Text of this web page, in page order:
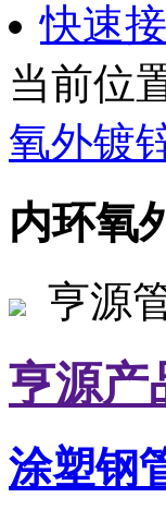
快速
当前位
氧外镀
内环氧
亨源
亨源产
涂塑钢